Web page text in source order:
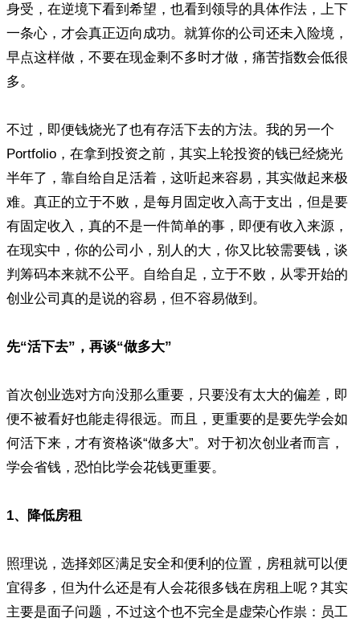
身受，在逆境下看到希望，也看到领导的具体作法，上下
一条心，才会真正迈向成功。就算你的公司还未入险境，
早点这样做，不要在现金剩不多时才做，痛苦指数会低很
多。
不过，即便钱烧光了也有存活下去的方法。我的另一个
Portfolio，在拿到投资之前，其实上轮投资的钱已经烧光
半年了，靠自给自足活着，这听起来容易，其实做起来极
难。真正的立于不败，是每月固定收入高于支出，但是要
有固定收入，真的不是一件简单的事，即便有收入来源，
在现实中，你的公司小，别人的大，你又比较需要钱，谈
判筹码本来就不公平。自给自足，立于不败，从零开始的
创业公司真的是说的容易，但不容易做到。
先“活下去”，再谈“做多大”
首次创业选对方向没那么重要，只要没有太大的偏差，即
便不被看好也能走得很远。而且，更重要的是要先学会如
何活下来，才有资格谈“做多大”。对于初次创业者而言，
学会省钱，恐怕比学会花钱更重要。
1、降低房租
照理说，选择郊区满足安全和便利的位置，房租就可以便
宜得多，但为什么还是有人会花很多钱在房租上呢？其实
主要是面子问题，不过这个也不完全是虚荣心作祟：员工